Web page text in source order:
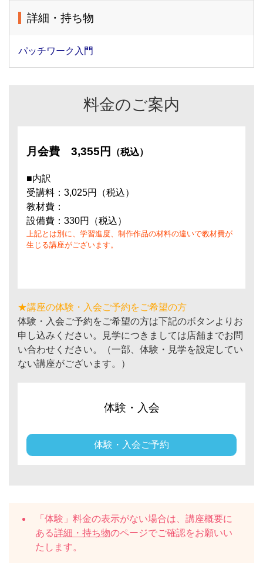
詳細・持ち物
パッチワーク入門
料金のご案内
月会費 3,355円 （税込）
■内訳
受講料：3,025円（税込）
教材費：
設備費：330円（税込）
上記とは別に、学習進度、制作作品の材料の違いで教材費が
生じる講座がございます。
★講座の体験・入会ご予約をご希望の方
体験・入会ご予約をご希望の方は下記のボタンよりお
申し込みください。見学につきましては店舗までお問
い合わせください。（一部、体験・見学を設定してい
ない講座がございます。）
体験・入会
体験・入会ご予約
「体験」料金の表示がない場合は、講座概要に
ある詳細・持ち物のページでご確認をお願いい
たします。